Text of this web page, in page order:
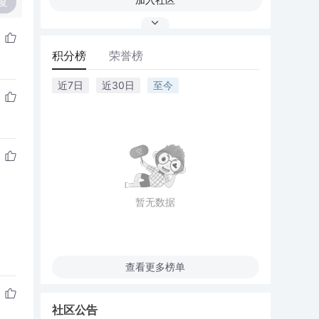
积分榜 荣誉榜
近7日 近30日 至今
暂无数据
查看更多榜单
社区公告